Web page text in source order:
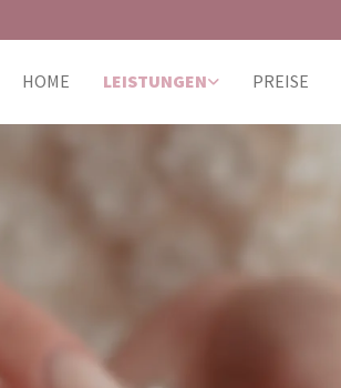
HOME LEISTUNGEN PREISE